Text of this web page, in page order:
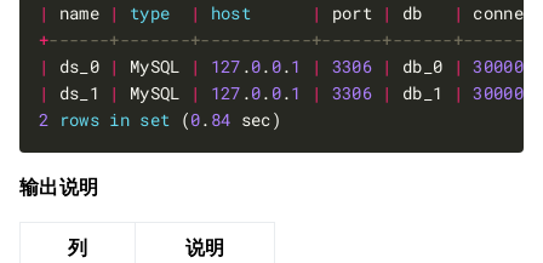
|
name | type | host | port | db |
+
|
ds_0 | MySQL | 127 .0. 0.1 | 3306 | db_0 |
30000
|
ds_1 | MySQL | 127 .0. 0.1 | 3306 | db_1 |
30000
2 rows in set (0. 84
输出说明
列 说明